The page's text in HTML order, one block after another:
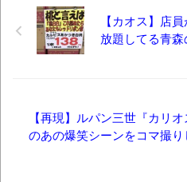
【カオス】店
放題してる青
【再現】ルパン三世『カリオ
のあの爆笑シーンをコマ撮り